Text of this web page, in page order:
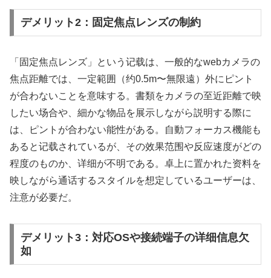
デメリット2：固定焦点レンズの制約
「固定焦点レンズ」という记载は、一般的なwebカメラの
焦点距離では、一定範囲（约0.5m〜無限遠）外にピント
が合わないことを意味する。書類をカメラの至近距離で映
したい场合や、細かな物品を展示しながら説明する際に
は、ピントが合わない能性がある。自動フォーカス機能も
あると记载されているが、その效果范围や反应速度がどの
程度のものか、详细が不明である。卓上に置かれた资料を
映しながら通话するスタイルを想定しているユーザーは、
注意が必要だ。
デメリット3：対応OSや接続端子の详细信息欠
如